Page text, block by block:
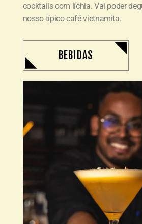
cocktails com líchia. Vai poder
nosso típico café vietnamita.
BEBIDAS